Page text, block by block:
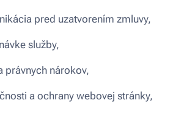
pred uzatvorením zmluvy,
služby,
právnych nárokov,
a ochrany webovej stránky,